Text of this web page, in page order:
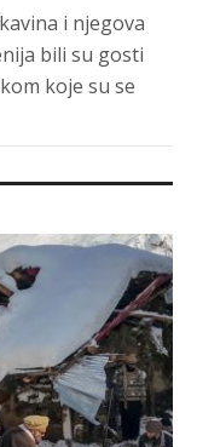
i njegova
bili su gosti
koje su se